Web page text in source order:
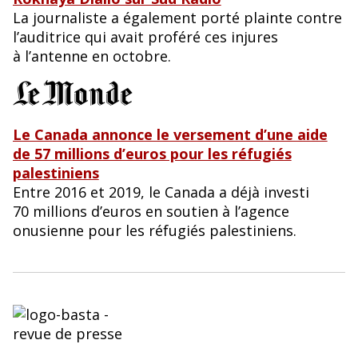
La journaliste a également porté plainte contre
l’auditrice qui avait proféré ces injures
à l’antenne en octobre.
Le Canada annonce le versement d’une aide
de 57 millions d’euros pour les réfugiés
palestiniens
Entre 2016 et 2019, le Canada a déjà investi
70 millions d’euros en soutien à l’agence
onusienne pour les réfugiés palestiniens.